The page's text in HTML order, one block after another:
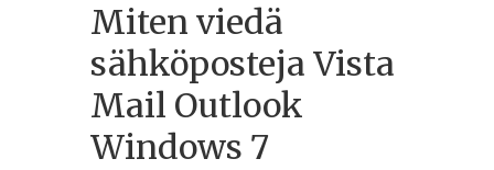
Miten viedä
sähköposteja Vista
Mail Outlook
Windows 7